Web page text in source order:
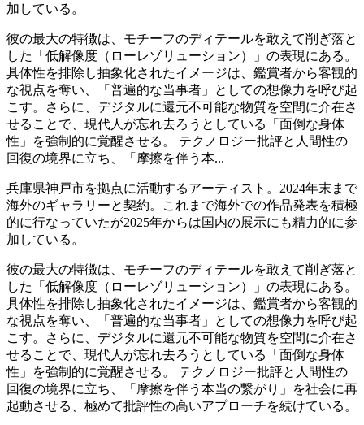
加している。
彼の最大の特徴は、モチーフのディテールを敢えて削ぎ落と
した「低解像度（ローレゾリューション）」の表現にある。
具体性を排除し抽象化されたイメージは、鑑賞者から客観的
な視点を奪い、「普遍的な当事者」としての想像力を呼び起
こす。さらに、デジタルに還元不可能な物質を空間に介在さ
せることで、現代人が忘れ去ろうとしている「面倒な身体
性」を強制的に覚醒させる。 テクノロジー批評と人間性の
回復の境界に立ち、「摩擦を伴う本...
兵庫県神戸市を拠点に活動するアーティスト。2024年末まで
海外のギャラリーと契約。これまで海外での作品発表を積極
的に行なっていたが2025年からは国内の展示にも精力的に参
加している。
彼の最大の特徴は、モチーフのディテールを敢えて削ぎ落と
した「低解像度（ローレゾリューション）」の表現にある。
具体性を排除し抽象化されたイメージは、鑑賞者から客観的
な視点を奪い、「普遍的な当事者」としての想像力を呼び起
こす。さらに、デジタルに還元不可能な物質を空間に介在さ
せることで、現代人が忘れ去ろうとしている「面倒な身体
性」を強制的に覚醒させる。 テクノロジー批評と人間性の
回復の境界に立ち、「摩擦を伴う本当の繋がり」を社会に再
起動させる、極めて批評性の高いアプローチを続けている。